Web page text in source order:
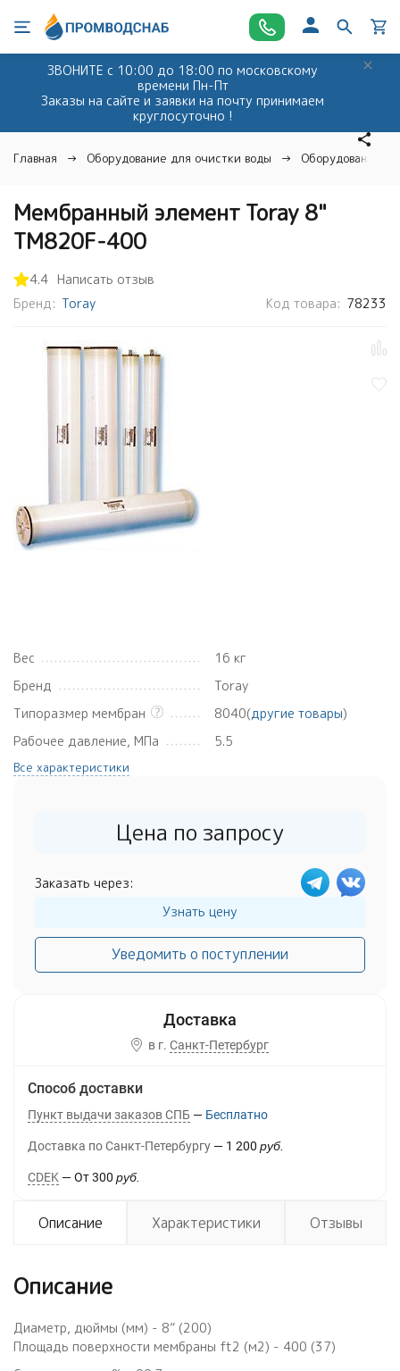
ЗВОНИТЕ с 10:00 до 18:00 по московскому
времени Пн-Пт
Заказы на сайте и заявки на почту принимаем
круглосуточно !
Главная Оборудование для очистки воды Оборудование
Мембранный элемент Toray 8"
TM820F-400
4.4 Написать отзыв
Бренд: Toray Код товара: 78233
Вес
16 кг
Бренд
Toray
Типоразмер мембран
8040(другие товары)
Рабочее давление, МПа
5.5
Все характеристики
Цена по запросу
Заказать через:
Узнать цену
Уведомить о поступлении
в г. Санкт-Петербург
Способ доставки
Пункт выдачи заказов СПБ Бесплатно
Доставка по Санкт-Петербургу 1 200 руб.
CDEK От 300 руб.
Описание Характеристики Отзывы
Описание
Диаметр, дюймы (мм) - 8” (200)
Площадь поверхности мембраны ft2 (м2) - 400 (37)